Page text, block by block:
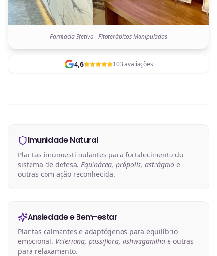
Farmácia Efetiva - Fitoterápicos Manipulados
4,6 103 avaliações
Imunidade Natural
Plantas imunoestimulantes para fortalecimento do
sistema de defesa. Equinácea, própolis, astrágalo e
outras com ação reconhecida.
Ansiedade e Bem-estar
Plantas calmantes e adaptógenos para equilíbrio
emocional. Valeriana, passiflora, ashwagandha e outras
para relaxamento.